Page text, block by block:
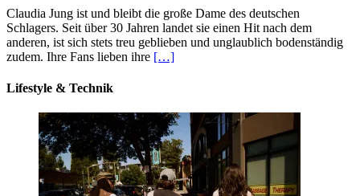
Claudia Jung ist und bleibt die große Dame des deutschen
Schlagers. Seit über 30 Jahren landet sie einen Hit nach dem
anderen, ist sich stets treu geblieben und unglaublich bodenständig
zudem. Ihre Fans lieben ihre […]
Lifestyle & Technik